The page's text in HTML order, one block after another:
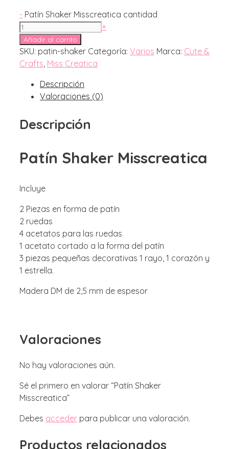
- Patín Shaker Misscreatica cantidad
+
Añadir al carrito
SKU: patin-shaker Categoría: Varios Marca: Cute &
Crafts Miss Creatica
Descripción
Valoraciones (0)
Descripción
Patín Shaker Misscreatica
Incluye
2 Piezas en forma de patín
2 ruedas
4 acetatos para las ruedas
1 acetato cortado a la forma del patín
3 piezas pequeñas decorativas 1 rayo, 1 corazón y
1 estrella.
Madera DM de 2,5 mm de espesor
Valoraciones
No hay valoraciones aún.
Sé el primero en valorar “Patín Shaker
Misscreatica”
Debes acceder para publicar una valoración.
Productos relacionados